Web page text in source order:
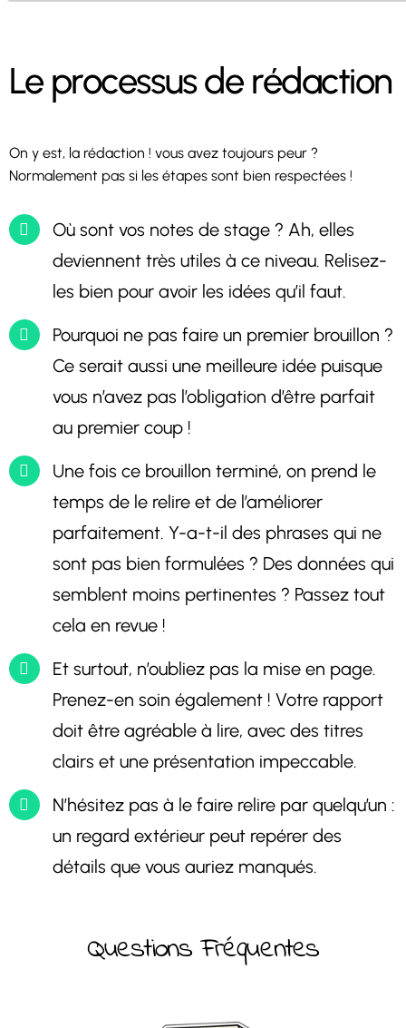
Le processus de rédaction
On y est, la rédaction ! vous avez toujours peur ?
Normalement pas si les étapes sont bien respectées !
Où sont vos notes de stage ? Ah, elles
deviennent très utiles à ce niveau. Relisez-
les bien pour avoir les idées qu’il faut.
Pourquoi ne pas faire un premier brouillon ?
Ce serait aussi une meilleure idée puisque
vous n’avez pas l’obligation d’être parfait
au premier coup !
Une fois ce brouillon terminé, on prend le
temps de le relire et de l’améliorer
parfaitement. Y-a-t-il des phrases qui ne
sont pas bien formulées ? Des données qui
semblent moins pertinentes ? Passez tout
cela en revue !
Et surtout, n’oubliez pas la mise en page.
Prenez-en soin également ! Votre rapport
doit être agréable à lire, avec des titres
clairs et une présentation impeccable.
N’hésitez pas à le faire relire par quelqu’un :
un regard extérieur peut repérer des
détails que vous auriez manqués.
Questions Fréquentes